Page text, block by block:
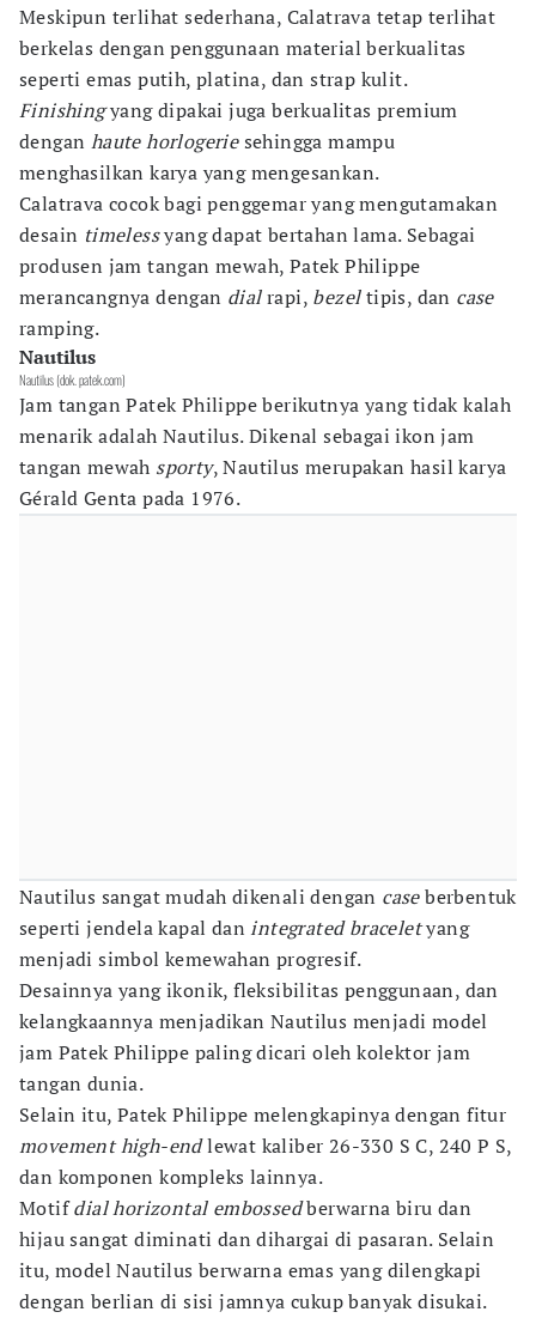
Meskipun terlihat sederhana, Calatrava tetap terlihat
berkelas dengan penggunaan material berkualitas
seperti emas putih, platina, dan strap kulit.
Finishingyang dipakai juga berkualitas premium
dengan haute horlogeriesehingga mampu
menghasilkan karya yang mengesankan.
Calatrava cocok bagi penggemar yang mengutamakan
desain timelessyang dapat bertahan lama. Sebagai
produsen jam tangan mewah, Patek Philippe
merancangnya dengan dialrapi, bezeltipis, dan case
ramping.
Nautilus
Nautilus (dok. patek.com)
Jam tangan Patek Philippe berikutnya yang tidak kalah
menarik adalah Nautilus. Dikenal sebagai ikon jam
tangan mewah sporty, Nautilus merupakan hasil karya
Gérald Genta pada 1976.
Nautilus sangat mudah dikenali dengan caseberbentuk
seperti jendela kapal danintegrated braceletyang
menjadi simbol kemewahan progresif.
Desainnya yang ikonik, fleksibilitas penggunaan, dan
kelangkaannya menjadikan Nautilus menjadi model
jam Patek Philippe paling dicari oleh kolektor jam
tangan dunia.
Selain itu, Patek Philippe melengkapinya dengan fitur
movement high-endlewat kaliber 26-330 S C, 240 P S,
dan komponen kompleks lainnya.
Motifdial horizontal embossedberwarna biru dan
hijau sangat diminati dan dihargai di pasaran. Selain
itu, model Nautilus berwarna emas yang dilengkapi
dengan berlian di sisi jamnya cukup banyak disukai.